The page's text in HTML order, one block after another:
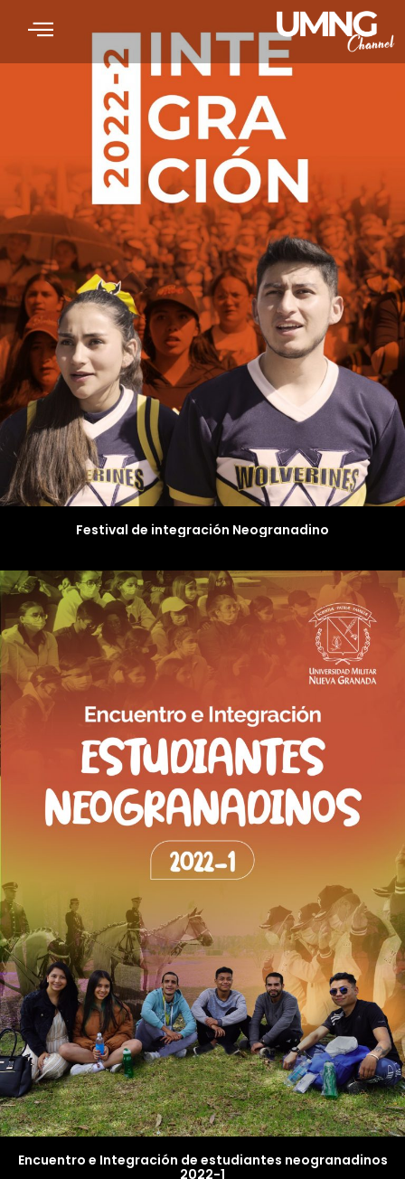
Festival de integración Neogranadino
Encuentro e Integración de estudiantes neogranadinos
2022-1